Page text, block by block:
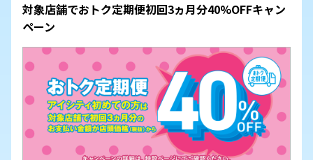
対象店舗でおトク定期便初回3ヵ月分40%OFFキャン
ペーン